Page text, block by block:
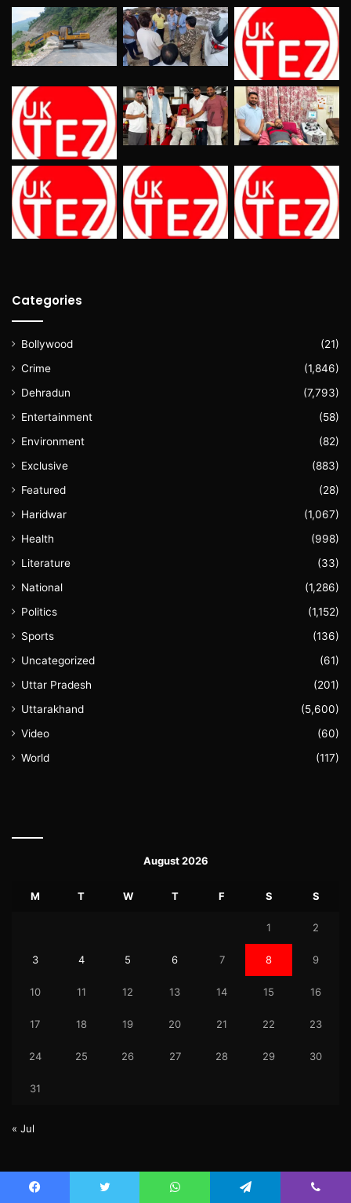
Categories
Bollywood
(21)
Crime
(1,846)
Dehradun
(7,793)
Entertainment
(58)
Environment
(82)
Exclusive
(883)
Featured
(28)
Haridwar
(1,067)
Health
(998)
Literature
(33)
National
(1,286)
Politics
(1,152)
Sports
(136)
Uncategorized
(61)
Uttar Pradesh
(201)
Uttarakhand
(5,600)
Video
(60)
World
(117)
August 2026
M T W T F S S
1 2
3 4 5 6 7 8 9
10 11 12 13 14 15 16
17 18 19 20 21 22 23
24 25 26 27 28 29 30
31
« Jul